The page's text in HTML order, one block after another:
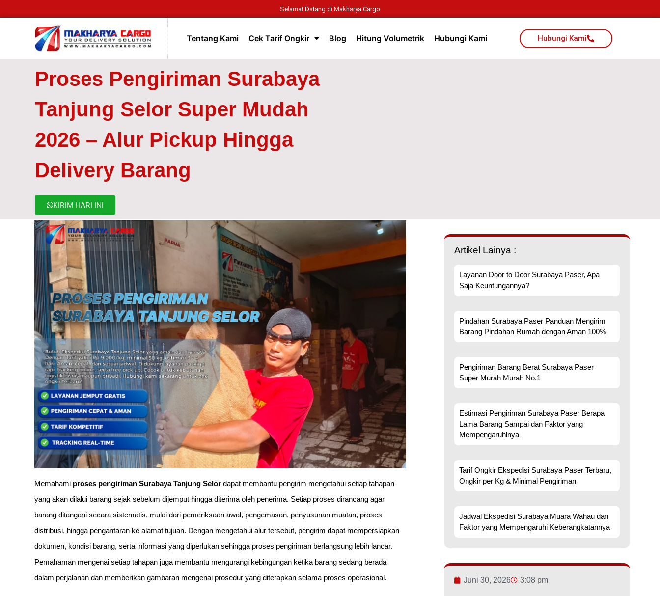
Selamat Datang di Makharya Cargo
Tentang Kami Cek Tarif Ongkir Blog Hitung Volumetrik Hubungi Kami Hubungi Kami
Proses Pengiriman Surabaya
Tanjung Selor Super Mudah
2026 – Alur Pickup Hingga
Delivery Barang
KIRIM HARI INI
Memahami proses pengiriman Surabaya Tanjung Selor dapat membantu pengirim mengetahui setiap tahapan
yang akan dilalui barang sejak sebelum dijemput hingga diterima oleh penerima. Setiap proses dirancang agar
barang ditangani secara sistematis, mulai dari pemeriksaan awal, pengemasan, penyusunan muatan, proses
distribusi, hingga pengantaran ke alamat tujuan. Dengan mengetahui alur tersebut, pengirim dapat mempersiapkan
dokumen, kondisi barang, serta informasi yang diperlukan sehingga proses pengiriman berlangsung lebih lancar.
Pemahaman mengenai setiap tahapan juga membantu mengurangi kebingungan ketika barang sedang berada
dalam perjalanan dan memberikan gambaran mengenai prosedur yang diterapkan selama proses operasional.
Artikel Lainya :
Layanan Door to Door Surabaya Paser, Apa
Saja Keuntungannya?
Pindahan Surabaya Paser Panduan Mengirim
Barang Pindahan Rumah dengan Aman 100%
Pengiriman Barang Berat Surabaya Paser
Super Murah Murah No.1
Estimasi Pengiriman Surabaya Paser Berapa
Lama Barang Sampai dan Faktor yang
Mempengaruhinya
Tarif Ongkir Ekspedisi Surabaya Paser Terbaru,
Ongkir per Kg & Minimal Pengiriman
Jadwal Ekspedisi Surabaya Muara Wahau dan
Faktor yang Mempengaruhi Keberangkatannya
Juni 30, 2026 3:08 pm